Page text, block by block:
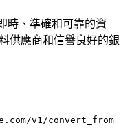
時、準確和可靠的資
供應商和信譽良好的銀
v1/convert_from